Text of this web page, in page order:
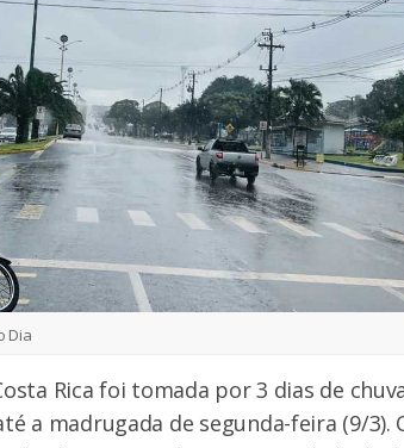
Dia
Rica foi tomada por 3 dias de
a madrugada de segunda-feira (9/3).